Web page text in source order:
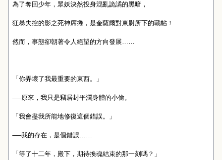
為了奪回少年，眾妖決然投身混亂詭譎的黑暗，
狂暴失控的影之死神席捲，是奎薩爾對東尉所下的戰帖！
然而，事態卻朝著令人絕望的方向發展……
「你弄壞了我最重要的東西。」
──原來，我只是竊居封平瀾身體的小偷。
「我會盡我所能地修復這個錯誤。」
──我的存在，是個錯誤……
「等了十二年，殿下，期待換魂結束的那一刻嗎？」